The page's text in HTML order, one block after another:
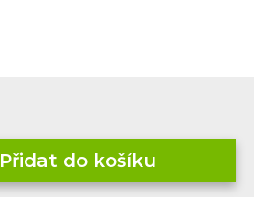
Přidat do košíku